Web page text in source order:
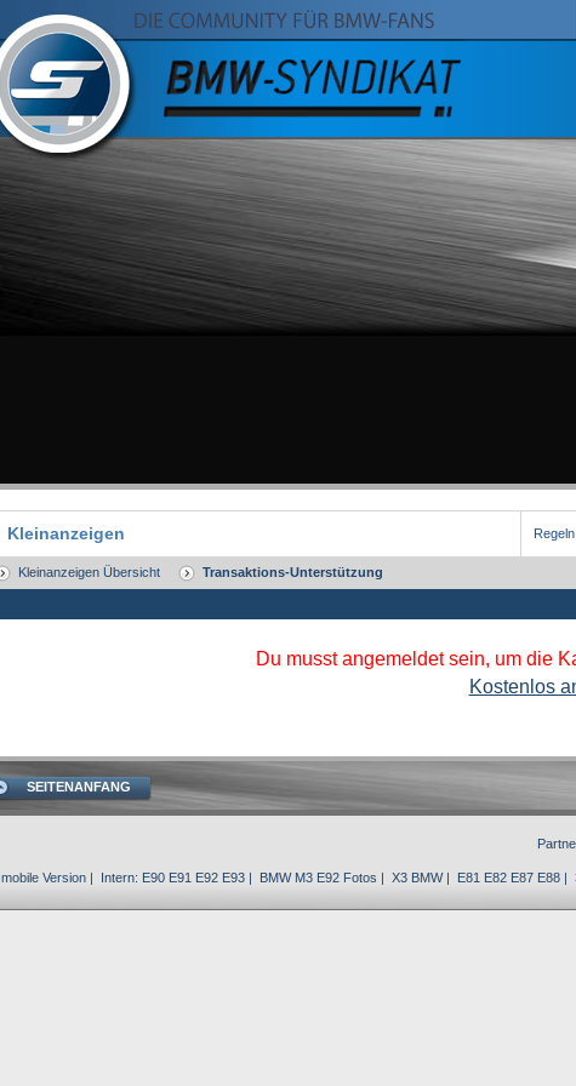
Kleinanzeigen Regeln
Kleinanzeigen Übersicht Transaktions-Unterstützung
Du musst angemeldet sein, um die
Kostenlos
SEITENANFANG
mobile Version| Intern: E90 E91 E92 E93| BMW M3 E92Fotos | X3 BMW| E81 E82 E87 E88|